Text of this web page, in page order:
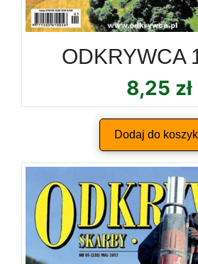
ODKRYWCA
8,25 zł
Dodaj do